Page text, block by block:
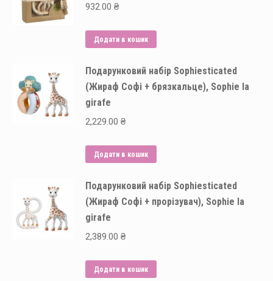
932.00 ₴
Додати в кошик
Подарунковий набір Sophiesticated
(Жираф Софі + брязкальце), Sophie la
girafe
2,229.00 ₴
Додати в кошик
Подарунковий набір Sophiesticated
(Жираф Софі + прорізувач), Sophie la
girafe
2,389.00 ₴
Додати в кошик